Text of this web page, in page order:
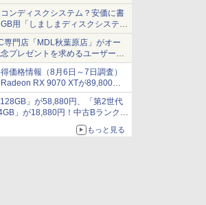
ンディスクシステム？安価に書
用「しましまディスクシステ
専門店「MDL秋葉原店」がオー
プレゼントを求めるユーザーが
列に
価格情報（8月6日～7日調査）
RX 9070 XTが89,800
24.8kHz対応の17型モニターが
指数連動セール ほか
128GB」が58,880円、「第2世代
」が18,880円！中古Bランク品
もっと見る